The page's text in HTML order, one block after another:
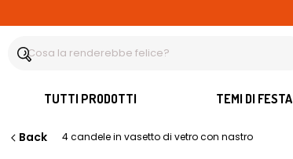
TUTTI PRODOTTI TEMI DI FESTA
Back 4 candele in vasetto di vetro con nastro